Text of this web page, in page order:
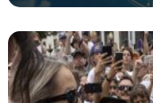
БЛИЗНАЦИТЕ ВО КАРИЕРАТА